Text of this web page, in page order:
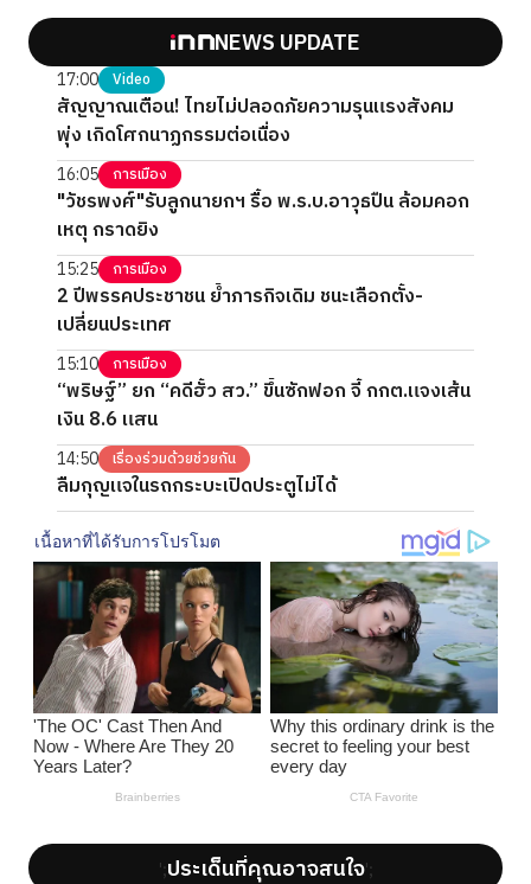
NEWS UPDATE
17:00 Video
สัญญาณเตือน! ไทยไม่ปลอดภัยความรุนแรงสังคม
พุ่ง เกิดโศกนาฏกรรมต่อเนื่อง
16:05 การเมือง
"วัชรพงศ์"รับลูกนายกฯ รื้อ พ.ร.บ.อาวุธปืน ล้อมคอก
เหตุ กราดยิง
15:25 การเมือง
2 ปีพรรคประชาชน ย้ำภารกิจเดิม ชนะเลือกตั้ง-
เปลี่ยนประเทศ
15:10 การเมือง
“พริษฐ์” ยก “คดีฮั้ว สว.” ขึ้นซักฟอก จี้ กกต.แจงเส้น
เงิน 8.6 แสน
14:50 เรื่องร่วมด้วยช่วยกัน
ลืมกุญแจในรถกระบะเปิดประตูไม่ได้
';ประเด็นที่คุณอาจสนใจ';